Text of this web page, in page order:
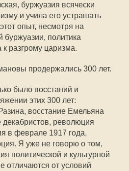
буржуазия всячески
и учила его устрашать
опыт, несмотря на
политика
разгрому царизма.
продержались 300 лет.
было восстаний и
этих 300 лет:
восстание Емельяна
декабристов, революция
в феврале 1917 года,
Я уже не говорю о том,
политической и культурной
отличаются от условий